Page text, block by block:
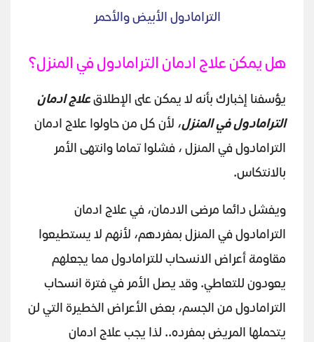
الترامادول الأبيض والأحمر
هل يمكن علاج ادمان الترامادول في المنزل؟
يؤسفنا إخبارك بأنه لا يمكن على الإطلاقعلاج ادمان
الترامادول في المنزل، لأن كل من حاولوا علاج ادمان
الترامادول في المنزل ، فشلوا تماما وانتهى الأمر
بالانتكاس.
ويفشل دائما مرضى الادمان، في علاج ادمان
الترامادول في المنزل بمفردهم، لأنهم لا يستطيعوا
مقاومة أعراض الانسحاب للترامادول مما يجعلهم
يعودون للتعاطي. وقد يصل الأمر في فترة انسحاب
الترامادول من الجسم، بعض الأعراض الخطيرة التي لن
يتحملها المريض بمفرده.. لذا يجب علاج ادمان